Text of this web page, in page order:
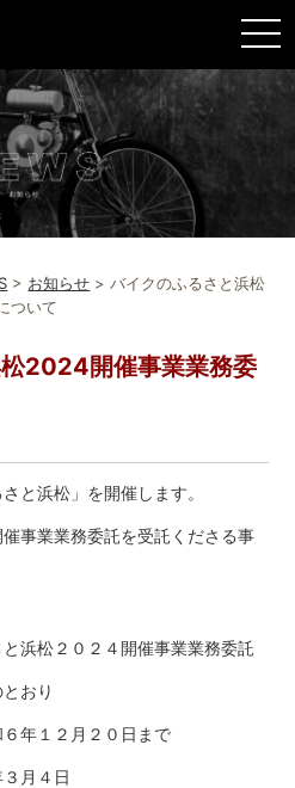
> お知らせ >バイクのふるさと浜松
ついて
2024開催事業業務委
と浜松」を開催します。
事業業務委託を受託くださる事
浜松２０２４開催事業業務委託
おり
年 １２月２０日まで
月４日